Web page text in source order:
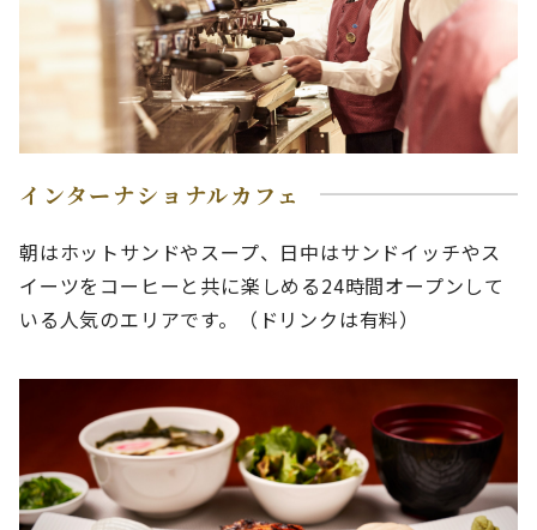
インターナショナルカフェ
朝はホットサンドやスープ、日中はサンドイッチやス
イーツをコーヒーと共に楽しめる24時間オープンして
いる人気のエリアです。（ドリンクは有料）